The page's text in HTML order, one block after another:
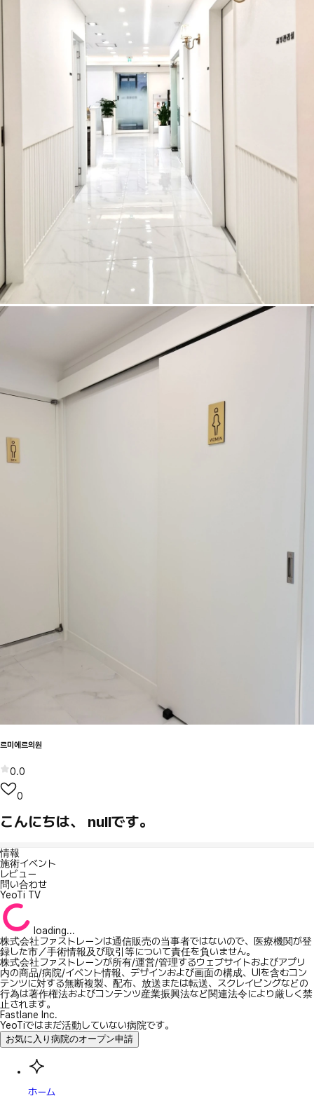
르미에르의원
0.0
0
こんにちは、 nullです。
情報
施術イベント
レビュー
問い合わせ
YeoTi TV
loading...
株式会社ファストレーンは通信販売の当事者ではないので、医療機関が登
録した市／手術情報及び取引等について責任を負いません。
株式会社ファストレーンが所有/運営/管理するウェブサイトおよびアプリ
内の商品/病院/イベント情報、デザインおよび画面の構成、UIを含むコン
テンツに対する無断複製、配布、放送または転送、スクレイピングなどの
行為は著作権法およびコンテンツ産業振興法など関連法令により厳しく禁
止されます。
Fastlane Inc.
YeoTiではまだ活動していない病院です。
お気に入り病院のオープン申請
ホーム